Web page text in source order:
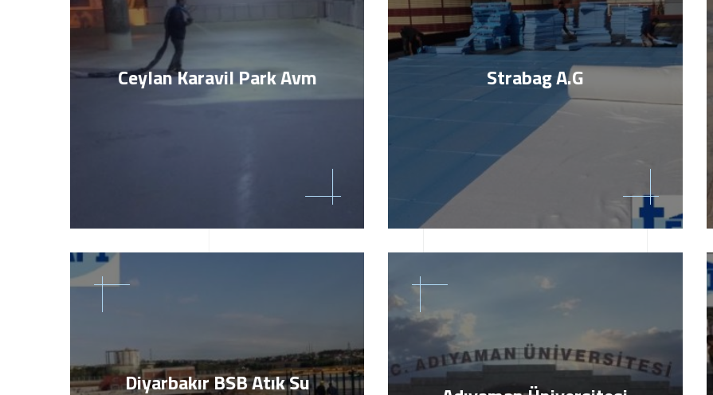
Ceylan Karavil Park Avm Strabag A.G
Diyarbakır BSB Atık Su